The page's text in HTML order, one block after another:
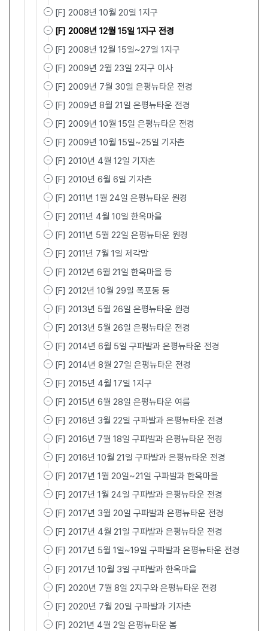
[F] 2008년 10월 20일 1지구
[F] 2008년 12월 15일 1지구 전경
[F] 2008년 12월 15일~27일 1지구
[F] 2009년 2월 23일 2지구 이사
[F] 2009년 7월 30일 은평뉴타운 전경
[F] 2009년 8월 21일 은평뉴타운 전경
[F] 2009년 10월 15일 은평뉴타운 전경
[F] 2009년 10월 15일~25일 기자촌
[F] 2010년 4월 12일 기자촌
[F] 2010년 6월 6일 기자촌
[F] 2011년 1월 24일 은평뉴타운 원경
[F] 2011년 4월 10일 한옥마을
[F] 2011년 5월 22일 은평뉴타운 원경
[F] 2011년 7월 1일 제각말
[F] 2012년 6월 21일 한옥마을 등
[F] 2012년 10월 29일 폭포동 등
[F] 2013년 5월 26일 은평뉴타운 원경
[F] 2013년 5월 26일 은평뉴타운 전경
[F] 2014년 6월 5일 구파발과 은평뉴타운 전경
[F] 2014년 8월 27일 은평뉴타운 전경
[F] 2015년 4월 17일 1지구
[F] 2015년 6월 28일 은평뉴타운 여름
[F] 2016년 3월 22일 구파발과 은평뉴타운 전경
[F] 2016년 7월 18일 구파발과 은평뉴타운 전경
[F] 2016년 10월 21일 구파발과 은평뉴타운 전경
[F] 2017년 1월 20일~21일 구파발과 한옥마을
[F] 2017년 1월 24일 구파발과 은평뉴타운 전경
[F] 2017년 3월 20일 구파발과 은평뉴타운 전경
[F] 2017년 4월 21일 구파발과 은평뉴타운 전경
[F] 2017년 5월 1일~19일 구파발과 은평뉴타운 전경
[F] 2017년 10월 3일 구파발과 한옥마을
[F] 2020년 7월 8일 2지구와 은평뉴타운 전경
[F] 2020년 7월 20일 구파발과 기자촌
[F] 2021년 4월 2일 은평뉴타운 봄